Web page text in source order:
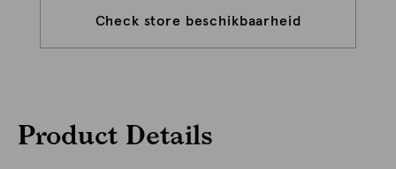
Check store beschikbaarheid
Product Details